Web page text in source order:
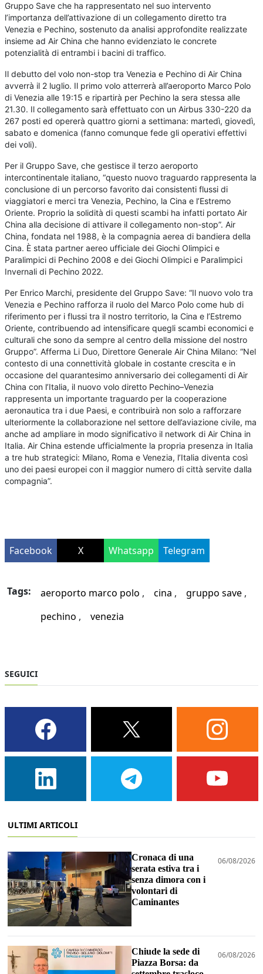
Gruppo Save che ha rappresentato nel suo intervento
l’importanza dell’attivazione di un collegamento diretto tra
Venezia e Pechino, sostenuto da analisi approfondite realizzate
insieme ad Air China che hanno evidenziato le concrete
potenzialità di entrambi i bacini di traffico.
Il debutto del volo non-stop tra Venezia e Pechino di Air China
avverrà il 2 luglio. Il primo volo atterrerà all’aeroporto Marco Polo
di Venezia alle 19:15 e ripartirà per Pechino la sera stessa alle
21.30. Il collegamento sarà effettuato con un Airbus 330-220 da
267 posti ed opererà quattro giorni a settimana: martedì, giovedì,
sabato e domenica (fanno comunque fede gli operativi effettivi
dei voli).
Per il Gruppo Save, che gestisce il terzo aeroporto
intercontinentale italiano, “questo nuovo traguardo rappresenta la
conclusione di un percorso favorito dai consistenti flussi di
viaggiatori e merci tra Venezia, Pechino, la Cina e l’Estremo
Oriente. Proprio la solidità di questi scambi ha infatti portato Air
China alla decisione di attivare il collegamento non-stop”. Air
China, fondata nel 1988, è la compagnia aerea di bandiera della
Cina. È stata partner aereo ufficiale dei Giochi Olimpici e
Paralimpici di Pechino 2008 e dei Giochi Olimpici e Paralimpici
Invernali di Pechino 2022.
Per Enrico Marchi, presidente del Gruppo Save: “Il nuovo volo tra
Venezia e Pechino rafforza il ruolo del Marco Polo come hub di
riferimento per i flussi tra il nostro territorio, la Cina e l’Estremo
Oriente, contribuendo ad intensificare quegli scambi economici e
culturali che sono da sempre al centro della missione del nostro
Gruppo”. Afferma Li Duo, Direttore Generale Air China Milano: “Nel
contesto di una connettività globale in costante crescita e in
occasione del quarantesimo anniversario dei collegamenti di Air
China con l’Italia, il nuovo volo diretto Pechino–Venezia
rappresenta un importante traguardo per la cooperazione
aeronautica tra i due Paesi, e contribuirà non solo a rafforzare
ulteriormente la collaborazione nel settore dell’aviazione civile, ma
anche ad ampliare in modo significativo il network di Air China in
Italia. Air China estende ufficialmente la propria presenza in Italia
a tre hub strategici: Milano, Roma e Venezia, l’Italia diventa così
uno dei paesi europei con il maggior numero di città servite dalla
compagnia”.
Facebook X Whatsapp Telegram
Tags: aeroporto marco polo cina
gruppo save
pechino
venezia
SEGUICI
ULTIMI ARTICOLI
Cronaca di una
serata estiva tra i
senza dimora con i
volontari di
Caminantes
06/08/2026
Chiude la sede di
Piazza Borsa: da
06/08/2026